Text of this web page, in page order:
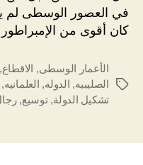
في العصور الوسطى لم
كان أقوى من الإمبراطور
الوسوم
الأعمار الوسطى, الاقطاع,
الصليبيه, الدوله, العلمانيه,
تشكيل الدولة,توسيع,